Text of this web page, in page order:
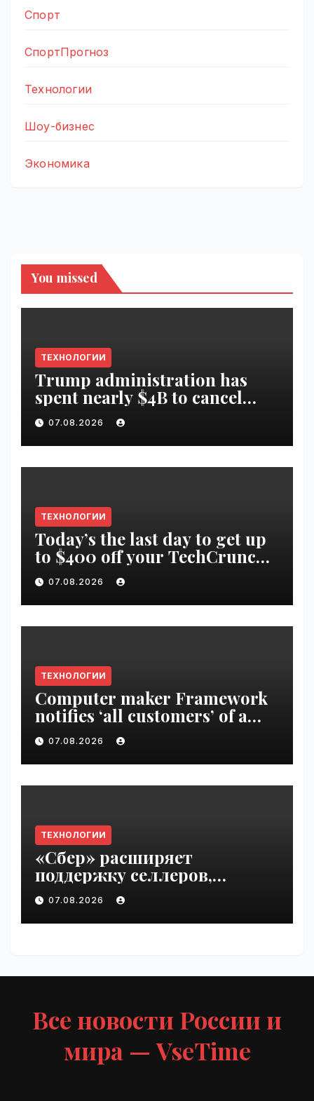
Спорт
СпортПрогноз
Технологии
Шоу-бизнес
Экономика
You missed
ТЕХНОЛОГИИ
Trump administration has
spent nearly $4B to cancel
offshore wind farms |
VseTime.ru
07.08.2026
ТЕХНОЛОГИИ
Today’s the last day to get up
to $400 off your TechCrunch
Disrupt 2026 ticket |
VseTime.ru
07.08.2026
ТЕХНОЛОГИИ
Computer maker Framework
notifies ‘all customers’ of a
data breach | VseTime.ru
07.08.2026
ТЕХНОЛОГИИ
«Сбер» расширяет
поддержку селлеров,
пострадавших от
инцидентов на складах
Wildberries | VseTime.ru
07.08.2026
Все новости России и
мира — VseTime